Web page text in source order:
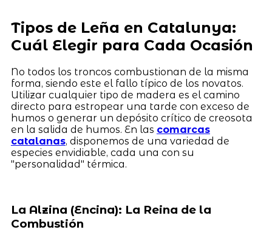
Tipos de Leña en Catalunya:
Cuál Elegir para Cada Ocasión
No todos los troncos combustionan de la misma
forma, siendo este el fallo típico de los novatos.
Utilizar cualquier tipo de madera es el camino
directo para estropear una tarde con exceso de
humos o generar un depósito crítico de creosota
en la salida de humos. En las comarcas
catalanas, disponemos de una variedad de
especies envidiable, cada una con su
"personalidad" térmica.
La Alzina (Encina): La Reina de la
Combustión